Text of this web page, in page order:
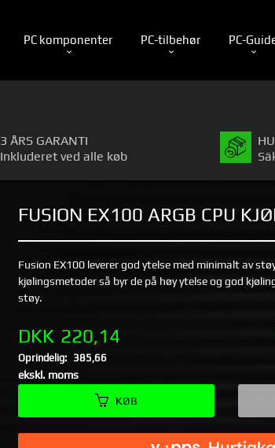
PC komponenter PC-tilbehør PC-
3 ÅRS GARANTI
Inkluderet ved alle køb
FUSION EX100 ARGB CPU
Fusion EX100 leverer god ytelse med minimalt av
kjølingsmetoder så byr de på høy ytelse og god
støy.
Tilbud
DKK 220,14
Oprindelig: 385,66
Rabat
ekskl. moms
KØB